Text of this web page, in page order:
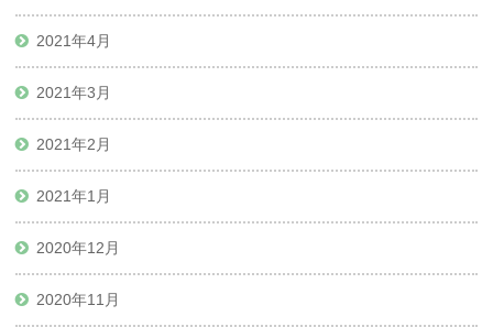
2021年4月
2021年3月
2021年2月
2021年1月
2020年12月
2020年11月